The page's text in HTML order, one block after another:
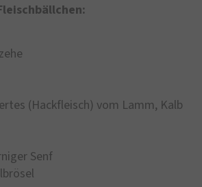
(Hackfleisch) vom Lamm, Kalb
Senf